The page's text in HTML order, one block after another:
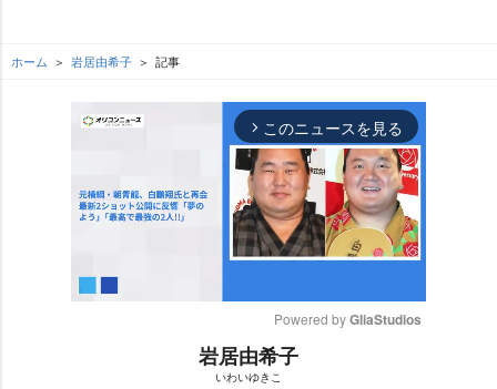
ホーム 居由希子 記事
arrow_forward_ios このニュースを見る
Powered by GliaStudios
居由希子
いわいゆきこ